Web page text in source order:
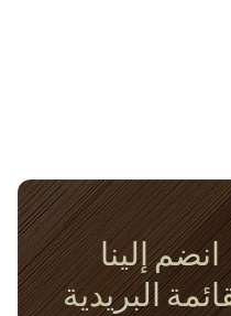
انضم إلينا
البريدية